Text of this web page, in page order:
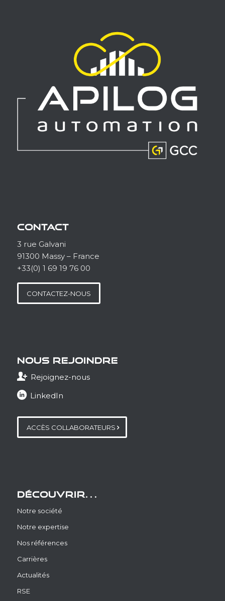
CONTACT
3 rue Galvani
91300 Massy – France
+33(0) 1 69 19 76 00
CONTACTEZ-NOUS
NOUS REJOINDRE
Rejoignez-nous
LinkedIn
ACCÈS COLLABORATEURS
DÉCOUVRIR…
Notre société
Notre expertise
Nos références
Carrières
Actualités
RSE